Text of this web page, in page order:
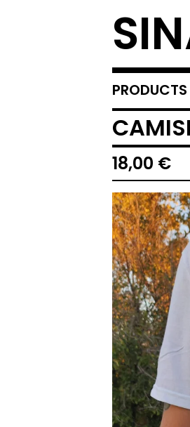
PRODUCTS
18,00 €